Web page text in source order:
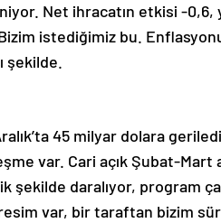
Net ihracatın etkisi -0,6,
istediğimiz bu.
şekilde.
45 milyar dolara
var. Cari açık Şubat-Mart
şekilde daralıyor, program
var, bir taraftan bizim